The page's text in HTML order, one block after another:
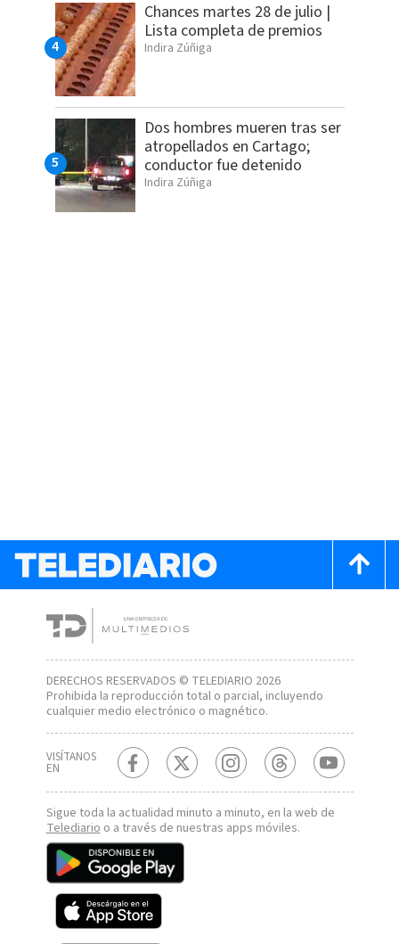
Chances martes 28 de julio |
Lista completa de premios
Indira Zúñiga
Dos hombres mueren tras ser
atropellados en Cartago;
conductor fue detenido
Indira Zúñiga
DERECHOS RESERVADOS © TELEDIARIO 2026
Prohibida la reproducción total o parcial, incluyendo
cualquier medio electrónico o magnético.
VISÍTANOS
EN
Sigue toda la actualidad minuto a minuto, en la web de
Telediarioo a través de nuestras apps móviles.